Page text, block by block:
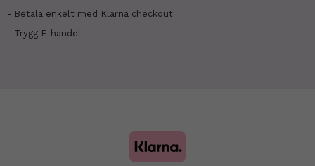
- Betala enkelt med Klarna checkout
- Trygg E-handel